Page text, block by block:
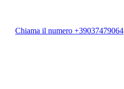
Chiama il numero +39037479064